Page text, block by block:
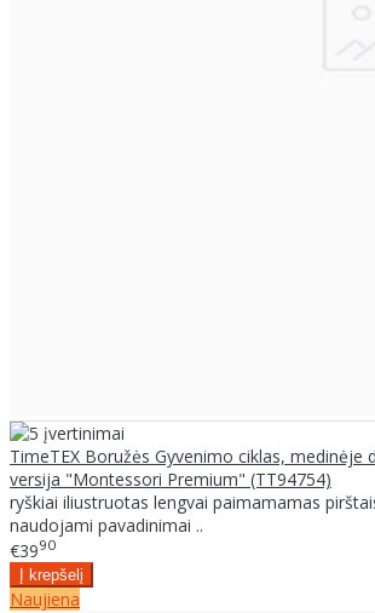
TimeTEX Boružės Gyvenimo ciklas, medinėje
versija "Montessori Premium" (TT94754)
ryškiai iliustruotas lengvai paimamamas
naudojami pavadinimai ..
€3990
Naujiena